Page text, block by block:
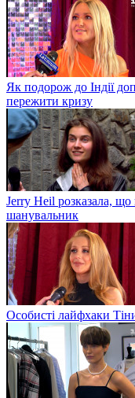
Як подорож до Індії
пережити кризу
Jerry Heil розказала, що
шанувальник
Особисті лайфхаки